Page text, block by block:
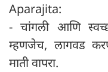
Aparajita:
- चांगली आणि
म्हणजेच, लागवड
माती वापरा.